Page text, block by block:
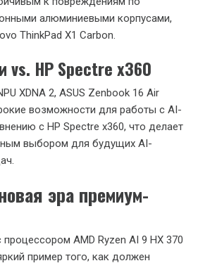
сопоставимую с Apple
M2 Pro, при этом имея более
оптимизированных под x86
Air может даже превосходить
vs. Dell XPS 15
15, ASUS Zenbook 16 Air
интегрированную графику, что
решением для тех, кто
производительности без
видеокарты.
vs. Lenovo